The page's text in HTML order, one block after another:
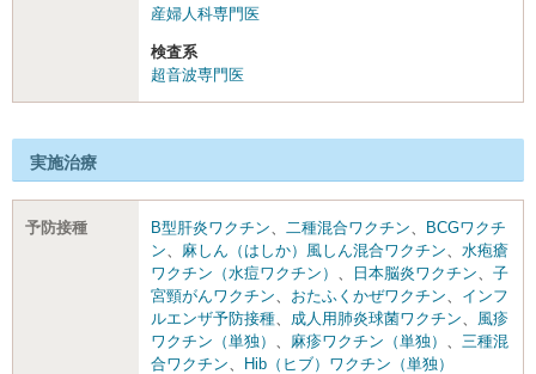
産婦人科専門医
検査系
超音波専門医
実施治療
予防接種 B型肝炎ワクチン、 二種混合ワクチン、
BCGワクチ
ン、 麻しん（はしか）風しん混合ワクチン、 水疱瘡
ワクチン（水痘ワクチン） 、 日本脳炎ワクチン、 子
宮頸がんワクチン、 おたふくかぜワクチン、 インフ
ルエンザ予防接種、 成人用肺炎球菌ワクチン、 風疹
ワクチン（単独） 、 麻疹ワクチン（単独） 、 三種混
合ワクチン、 Hib（ヒブ）ワクチン（単独）